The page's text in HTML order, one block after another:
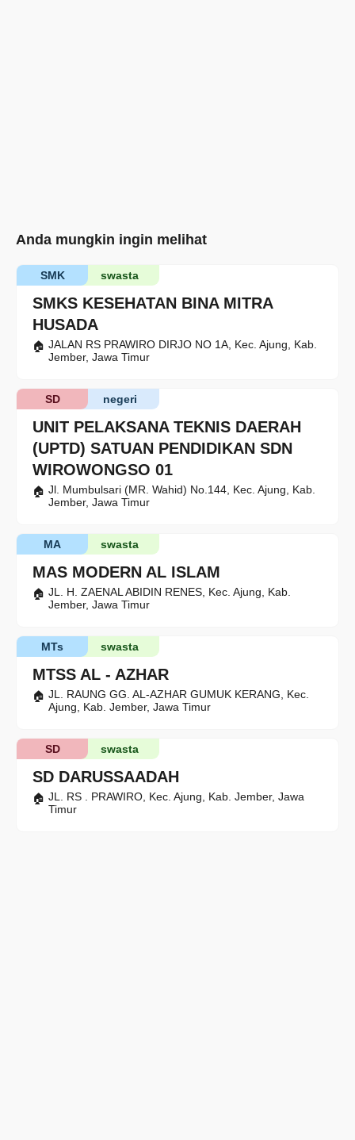
Anda mungkin ingin melihat
SMKS KESEHATAN BINA MITRA
HUSADA
swasta
SMK
JALAN RS PRAWIRO DIRJO NO 1A, Kec. Ajung, Kab.
Jember, Jawa Timur
UNIT PELAKSANA TEKNIS DAERAH
(UPTD) SATUAN PENDIDIKAN SDN
WIROWONGSO 01
negeri
SD
Jl. Mumbulsari (MR. Wahid) No.144, Kec. Ajung, Kab.
Jember, Jawa Timur
MAS MODERN AL ISLAM
swasta
MA
JL. H. ZAENAL ABIDIN RENES, Kec. Ajung, Kab.
Jember, Jawa Timur
MTSS AL - AZHAR
swasta
MTs
JL. RAUNG GG. AL-AZHAR GUMUK KERANG, Kec.
Ajung, Kab. Jember, Jawa Timur
SD DARUSSAADAH
swasta
SD
JL. RS . PRAWIRO, Kec. Ajung, Kab. Jember, Jawa
Timur